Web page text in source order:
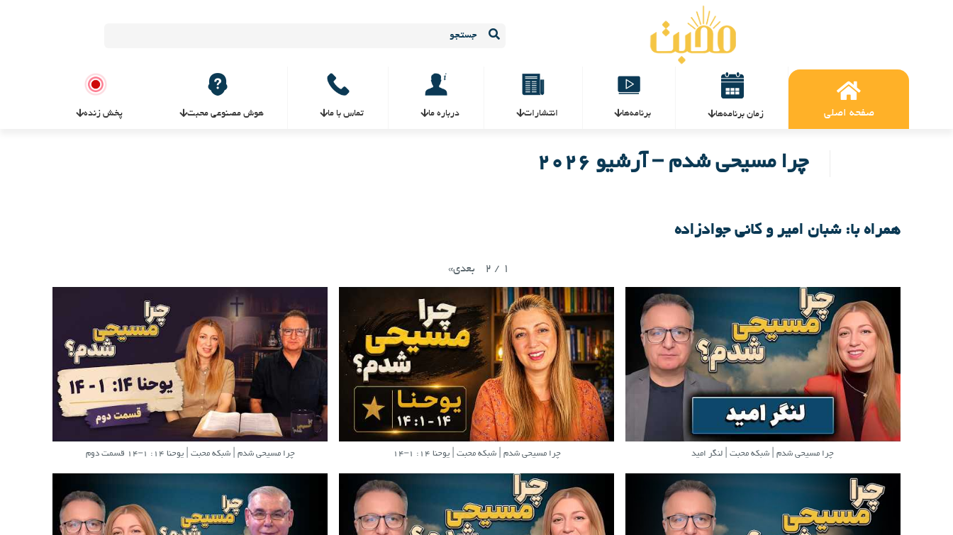
صفحه اصلی زمان برنامه‌ها برنامه‌ها انتشارات درباره ما تماس با ما هوش مصنوعی محبت پخش زنده
چرا مسیحی شدم – آرشیو ۲۰۲۶
همراه با: شبان امیر و کانی جوادزاده
1
/
2 بعدی»
چرا مسیحی شدم | شبکه محبت | یوحنا ۱۴: ۱–۱۴ قسمت دوم چرا مسیحی شدم | شبکه محبت | یوحنا ۱۴: ۱–۱۴ چرا مسیحی شدم | شبکه محبت | لنگر امید